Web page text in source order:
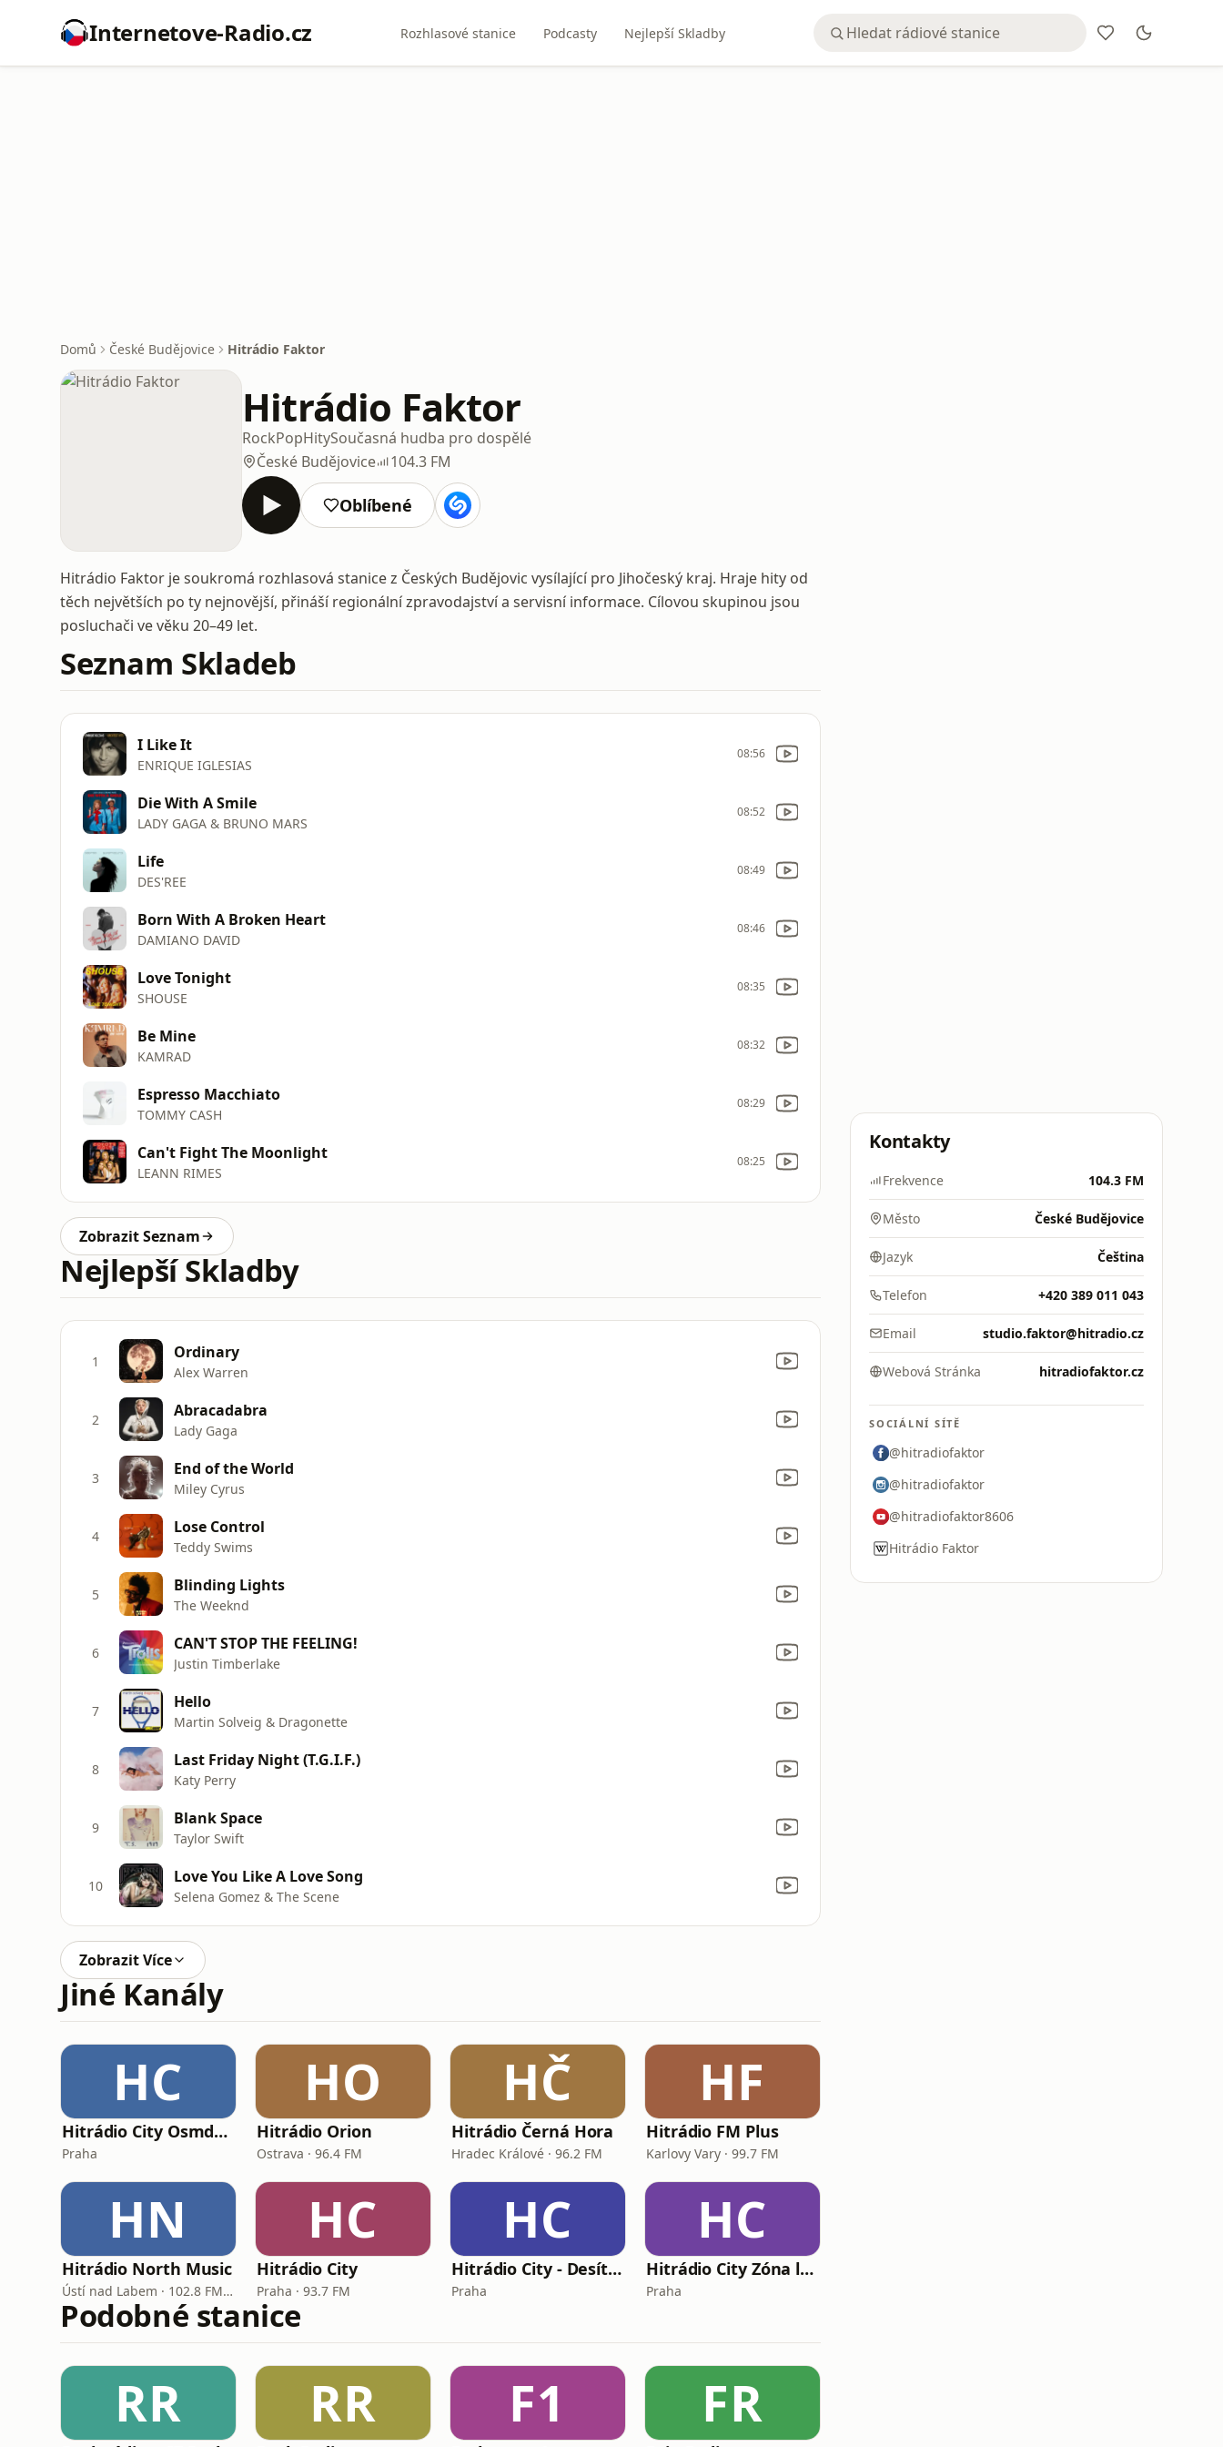
Internetove-Radio.cz Rozhlasové stanice Podcasty Nejlepší Skladby
Domů České Budějovice Hitrádio Faktor
Hitrádio Faktor
RockPopHitySoučasná hudba pro dospělé
České Budějovice
104.3 FM
Oblíbené
Hitrádio Faktor je soukromá rozhlasová stanice z Českých Budějovic vysílající pro Jihočeský kraj. Hraje hity od
těch největších po ty nejnovější, přináší regionální zpravodajství a servisní informace. Cílovou skupinou jsou
posluchači ve věku 20–49 let.
Seznam Skladeb
I Like It
ENRIQUE IGLESIAS
08:56
Die With A Smile
LADY GAGA & BRUNO MARS
08:52
Life
DES'REE
08:49
Born With A Broken Heart
DAMIANO DAVID
08:46
Love Tonight
SHOUSE
08:35
Be Mine
KAMRAD
08:32
Espresso Macchiato
TOMMY CASH
08:29
Can't Fight The Moonlight
LEANN RIMES
08:25
Zobrazit Seznam
Nejlepší Skladby
1 Ordinary
Alex Warren
2 Abracadabra
Lady Gaga
3 End of the World
Miley Cyrus
4 Lose Control
Teddy Swims
5 Blinding Lights
The Weeknd
6 CAN'T STOP THE FEELING!
Justin Timberlake
7 Hello
Martin Solveig & Dragonette
8 Last Friday Night (T.G.I.F.)
Katy Perry
9 Blank Space
Taylor Swift
10 Love You Like A Love Song
Selena Gomez & The Scene
Zobrazit Více
Jiné Kanály
HC
Hitrádio City Osmdesátka
Praha
HO
Hitrádio Orion
Ostrava · 96.4 FM
HČ
Hitrádio Černá Hora
Hradec Králové · 96.2 FM
HF
Hitrádio FM Plus
Karlovy Vary · 99.7 FM
HN
Hitrádio North Music
Ústí nad Labem · 102.8 FM, 106.2 FM
HC
Hitrádio City
Praha · 93.7 FM
HC
Hitrádio City - Desítka
Praha
HC
Hitrádio City Zóna lásky
Praha
Podobné stanice
RR RR F1 FR
Kontakty
Frekvence 104.3 FM
Město České Budějovice
Jazyk Čeština
Telefon +420 389 011 043
Email studio.faktor@hitradio.cz
Webová Stránka hitradiofaktor.cz
SOCIÁLNÍ SÍTĚ
@hitradiofaktor
@hitradiofaktor
@hitradiofaktor8606
Hitrádio Faktor